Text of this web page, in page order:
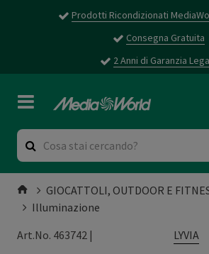
Prodotti Ricondizionati
Consegna Gratuita
2 Anni di Garanzia
GIOCATTOLI, OUTDOOR E
Illuminazione
Art.No. 463742 |
LYVIA